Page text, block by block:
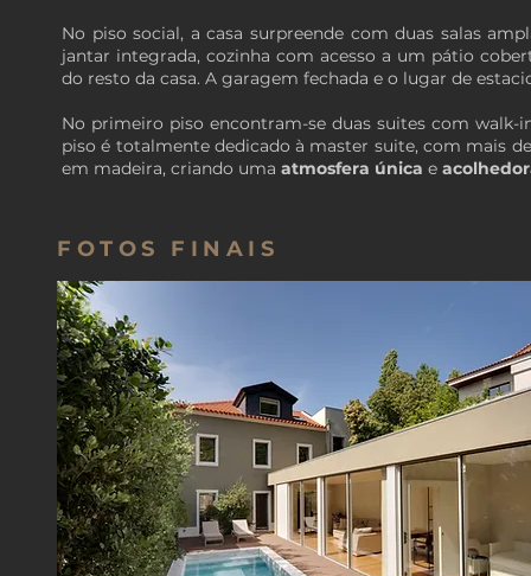
No piso social, a casa surpreende com duas salas
jantar integrada, cozinha com acesso a um pátio
do resto da casa. A garagem fechada e o lugar de
No primeiro piso encontram-se duas suites com walk-
piso é totalmente dedicado à master suite, com mais
em madeira, criando uma atmosfera única e
FOTOS FINAIS